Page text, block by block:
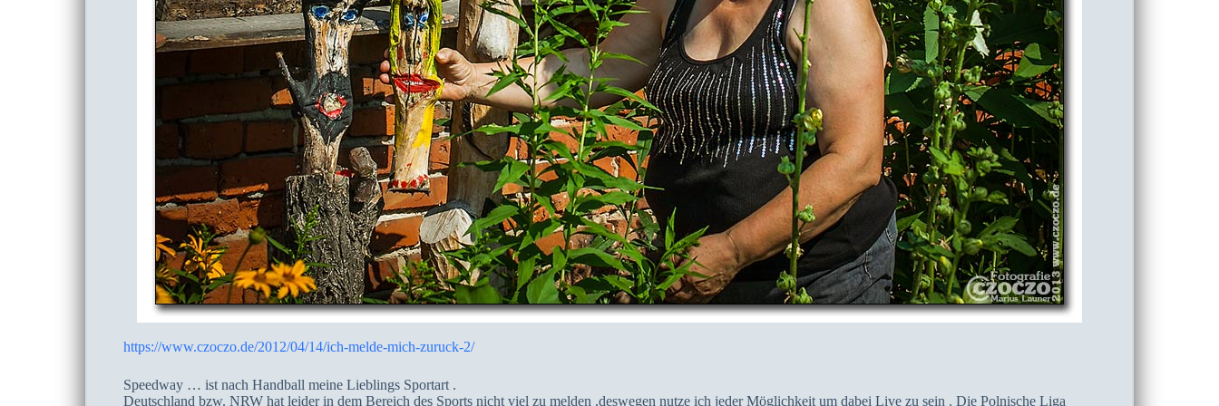
https://www.czoczo.de/2012/04/14/ich-melde-mich-zuruck-2/
Speedway … ist nach Handball meine Lieblings Sportart .
Deutschland bzw. NRW hat leider in dem Bereich des Sports nicht viel zu melden ,deswegen nutze ich jeder Möglichkeit um dabei Live zu sein . Die Polnische Liga